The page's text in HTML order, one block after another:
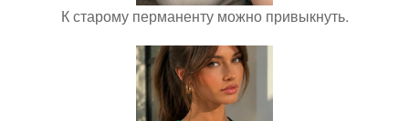
К старому перманенту можно привыкнуть.